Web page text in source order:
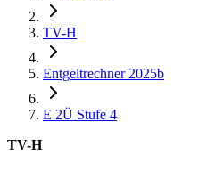
TV-H
Entgeltrechner 2025b
E 2Ü Stufe 4
TV-H